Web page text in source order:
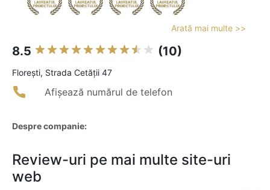
Arată mai multe >>
8.5 (10)
Floreşti, Strada Cetății 47
Afișează numărul de telefon
Despre companie:
Review-uri pe mai multe site-uri
web